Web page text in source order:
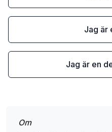
Jag är
Jag är en
Om